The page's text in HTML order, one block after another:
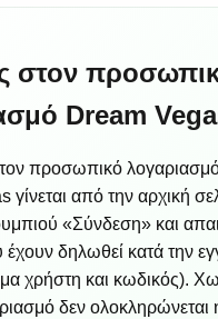
στον
Dream
προσωπικό
γίνεται από την αρχική
«Σύνδεση» και
έχουν δηλωθεί κατά την
χρήστη και κωδικός).
δεν ολοκληρώνεται